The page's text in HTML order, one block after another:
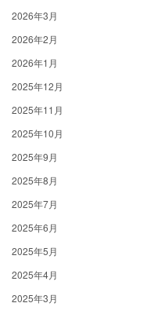
2026年3月
2026年2月
2026年1月
2025年12月
2025年11月
2025年10月
2025年9月
2025年8月
2025年7月
2025年6月
2025年5月
2025年4月
2025年3月